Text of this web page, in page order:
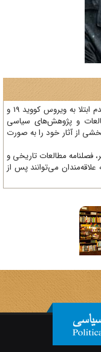
با توجه به نیاز به تداوم مراقبت‌های بهداشتی برای عدم ابتلا به ویروس کووید 19 و
و پژوهش‌های سیاسی
از آثار خود را به صورت
مطالعات تاریخی و
می‌توانند پس از